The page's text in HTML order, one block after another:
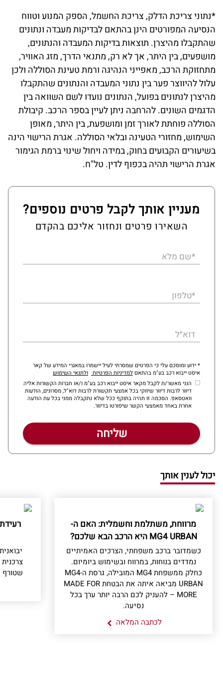
*נתוני צריכת הדלק, צריכת החשמל, הספק המנוע וטווח
הנסיעה המפורטים הינן בהתאם לבדיקות מעבדה ונתונים
שהתקבלו מהיצרן. תוצאות בדיקות המעבדה והנתונים,
מושפעים, בין היתר, אך לא רק, מתנאי הדרך, מזג האוויר,
מתחזוקת הרכב, מאפייני הנהיגה ורמת טעינת הסוללה ולכן
עלול להיווצר פער בין נתוני המעבדה והנתונים שהתקבלו
מהיצרן לנתונים בפועל, הנתונים נועדו לשם השוואה בין
הדגמים השונים. להרחבה ניתן לעיין בספר הרכב. קיבולת
הסוללה פוחתת לאורך זמן ומושפעת, בין היתר, מאופן
השימוש, מחזורי הטעינה ובלאי הסוללה. אגרת הרישוי הינה
בשיעורים הקבועים בחוק, במידה ויחול שינוי ברמת הגימור
אגרת הרישוי תהיה בכפוף לדין. טל"ח.
מעניין אותך לקבל פרטים נוספים?
השאירו פרטים ונחזור אליכם בהקדם
*שם מלא
*טלפון
דוא״ל
* ידוע ומוסכם עלי כי הפרטים שמסרתי לעיל יישמרו במאגרי המידע של קאר
איסט ייבוא רכב בע"מ בהתאםלמדיניות הפרטיות ולתנאי השימוש
הנני מאשר/ת לקבל מקאר איסט ייבוא רכב בע"מ ו/או חברות הקשורות אליה
דיוור לרבות דיוור שיווקי בכל אמצעי תקשורת לרבות דוא"ל, מסרונים, הודעות
וואטסאפ. הסכמה זו תהיה בתוקף ככל שלא נתקבלה ממני בכל עת הודעה
אחרת באחד מאמצעי הקשר שיפורטו בדיוור.
יכול לענין אותך
מרווחת, משתלמת וחשמלית: האם ה-
MG4 URBAN היא הרכב הבא שלכם?
כשמדובר ברכב משפחתי, הצרכים האמיתיים
נמדדים בנוחות, במרווח ובשימוש ביומיום.
כחלק ממשפחת MG4 המובילה, גרסת ה-MG4
URBAN מביאה איתה את הבטחת MADE FOR
MORE – להעניק לכם הרבה יותר ערך בכל
נסיעה.
לכתבה המלאה